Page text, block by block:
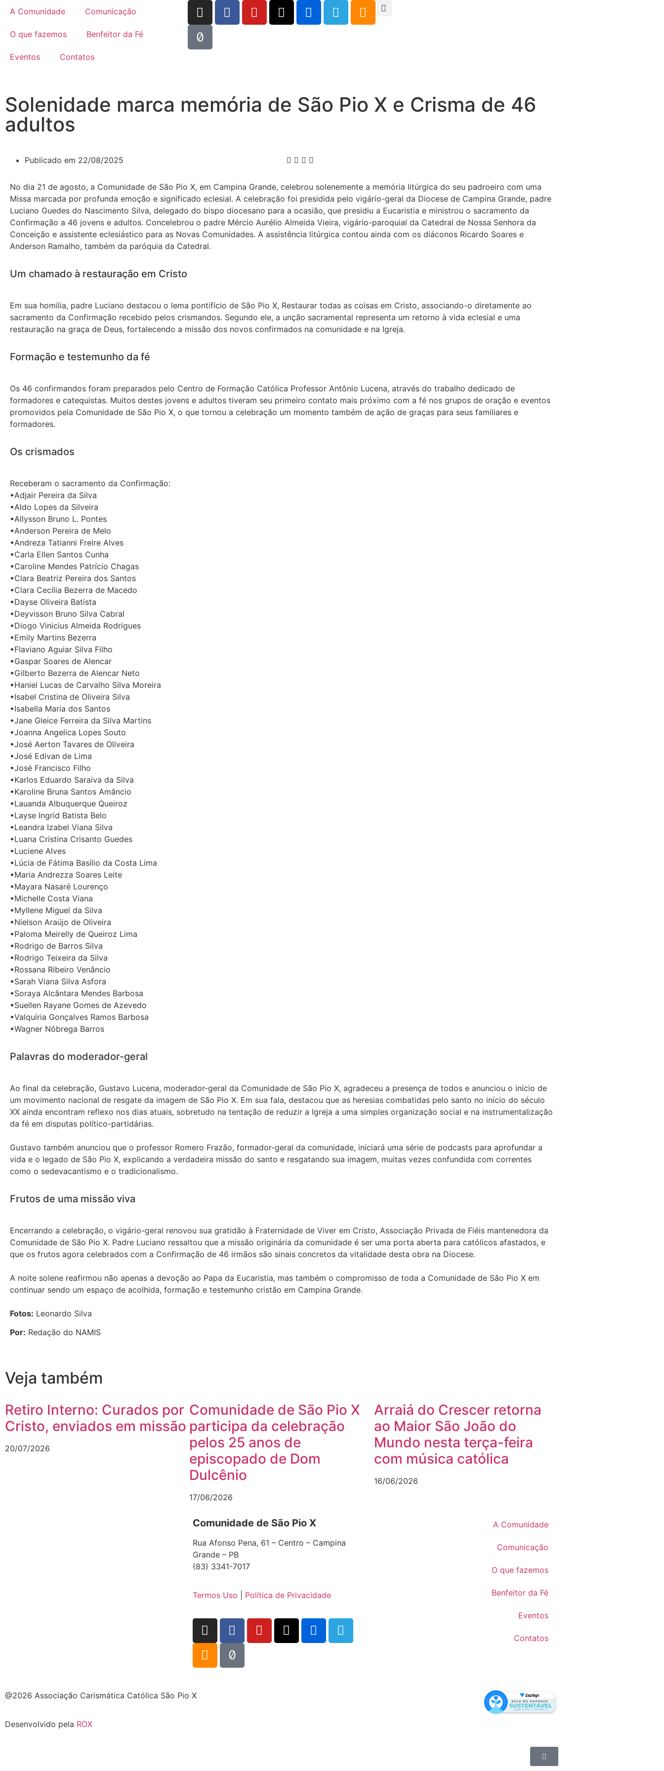
A Comunidade Comunicação
O que fazemos Benfeitor da Fé
Eventos Contatos
Solenidade marca memória de São Pio X e Crisma de 46
adultos
Publicado em 22/08/2025
No dia 21 de agosto, a Comunidade de São Pio X, em Campina Grande, celebrou solenemente a memória litúrgica do seu padroeiro com uma
Missa marcada por profunda emoção e significado eclesial. A celebração foi presidida pelo vigário-geral da Diocese de Campina Grande, padre
Luciano Guedes do Nascimento Silva, delegado do bispo diocesano para a ocasião, que presidiu a Eucaristia e ministrou o sacramento da
Confirmação a 46 jovens e adultos. Concelebrou o padre Mércio Aurélio Almeida Vieira, vigário-paroquial da Catedral de Nossa Senhora da
Conceição e assistente eclesiástico para as Novas Comunidades. A assistência litúrgica contou ainda com os diáconos Ricardo Soares e
Anderson Ramalho, também da paróquia da Catedral.
Um chamado à restauração em Cristo
Em sua homilia, padre Luciano destacou o lema pontifício de São Pio X, Restaurar todas as coisas em Cristo, associando-o diretamente ao
sacramento da Confirmação recebido pelos crismandos. Segundo ele, a unção sacramental representa um retorno à vida eclesial e uma
restauração na graça de Deus, fortalecendo a missão dos novos confirmados na comunidade e na Igreja.
Formação e testemunho da fé
Os 46 confirmandos foram preparados pelo Centro de Formação Católica Professor Antônio Lucena, através do trabalho dedicado de
formadores e catequistas. Muitos destes jovens e adultos tiveram seu primeiro contato mais próximo com a fé nos grupos de oração e eventos
promovidos pela Comunidade de São Pio X, o que tornou a celebração um momento também de ação de graças para seus familiares e
formadores.
Os crismados
Receberam o sacramento da Confirmação:
•Adjair Pereira da Silva
•Aldo Lopes da Silveira
•Allysson Bruno L. Pontes
•Anderson Pereira de Melo
•Andreza Tatianni Freire Alves
•Carla Ellen Santos Cunha
•Caroline Mendes Patrício Chagas
•Clara Beatriz Pereira dos Santos
•Clara Cecília Bezerra de Macedo
•Dayse Oliveira Batista
•Deyvisson Bruno Silva Cabral
•Diogo Vinicius Almeida Rodrigues
•Emily Martins Bezerra
•Flaviano Aguiar Silva Filho
•Gaspar Soares de Alencar
•Gilberto Bezerra de Alencar Neto
•Haniel Lucas de Carvalho Silva Moreira
•Isabel Cristina de Oliveira Silva
•Isabella Maria dos Santos
•Jane Gleice Ferreira da Silva Martins
•Joanna Angelica Lopes Souto
•José Aerton Tavares de Oliveira
•José Edivan de Lima
•José Francisco Filho
•Karlos Eduardo Saraiva da Silva
•Karoline Bruna Santos Amâncio
•Lauanda Albuquerque Queiroz
•Layse Ingrid Batista Belo
•Leandra Izabel Viana Silva
•Luana Cristina Crisanto Guedes
•Luciene Alves
•Lúcia de Fátima Basílio da Costa Lima
•Maria Andrezza Soares Leite
•Mayara Nasaré Lourenço
•Michelle Costa Viana
•Myllene Miguel da Silva
•Nielson Araújo de Oliveira
•Paloma Meirelly de Queiroz Lima
•Rodrigo de Barros Silva
•Rodrigo Teixeira da Silva
•Rossana Ribeiro Venâncio
•Sarah Viana Silva Asfora
•Soraya Alcântara Mendes Barbosa
•Suellen Rayane Gomes de Azevedo
•Valquíria Gonçalves Ramos Barbosa
•Wagner Nóbrega Barros
Palavras do moderador-geral
Ao final da celebração, Gustavo Lucena, moderador-geral da Comunidade de São Pio X, agradeceu a presença de todos e anunciou o início de
um movimento nacional de resgate da imagem de São Pio X. Em sua fala, destacou que as heresias combatidas pelo santo no início do século
XX ainda encontram reflexo nos dias atuais, sobretudo na tentação de reduzir a Igreja a uma simples organização social e na instrumentalização
da fé em disputas político-partidárias.
Gustavo também anunciou que o professor Romero Frazão, formador-geral da comunidade, iniciará uma série de podcasts para aprofundar a
vida e o legado de São Pio X, explicando a verdadeira missão do santo e resgatando sua imagem, muitas vezes confundida com correntes
como o sedevacantismo e o tradicionalismo.
Frutos de uma missão viva
Encerrando a celebração, o vigário-geral renovou sua gratidão à Fraternidade de Viver em Cristo, Associação Privada de Fiéis mantenedora da
Comunidade de São Pio X. Padre Luciano ressaltou que a missão originária da comunidade é ser uma porta aberta para católicos afastados, e
que os frutos agora celebrados com a Confirmação de 46 irmãos são sinais concretos da vitalidade desta obra na Diocese.
A noite solene reafirmou não apenas a devoção ao Papa da Eucaristia, mas também o compromisso de toda a Comunidade de São Pio X em
continuar sendo um espaço de acolhida, formação e testemunho cristão em Campina Grande.
Fotos: Leonardo Silva
Por: Redação do NAMIS
Veja também
Retiro Interno: Curados por
Cristo, enviados em missão
20/07/2026
Comunidade de São Pio X
participa da celebração
pelos 25 anos de
episcopado de Dom
Dulcênio
17/06/2026
Arraiá do Crescer retorna
ao Maior São João do
Mundo nesta terça-feira
com música católica
16/06/2026
Comunidade de São Pio X
Rua Afonso Pena, 61 – Centro – Campina
Grande – PB
(83) 3341-7017
Termos Uso Política de Privacidade
A Comunidade
Comunicação
O que fazemos
Benfeitor da Fé
Eventos
Contatos
@2026 Associação Carismática Católica São Pio X
Desenvolvido pela ROX